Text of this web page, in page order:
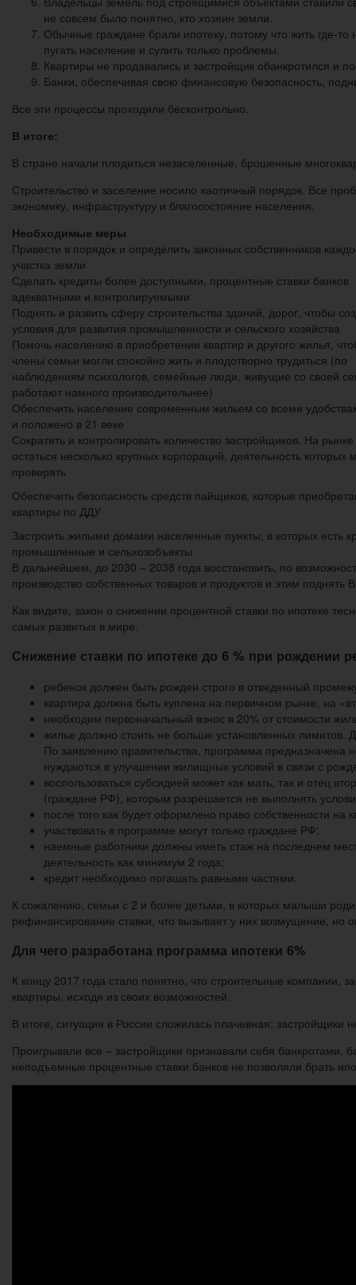
не совсем было понятно, кто хозяин земли.
Обычные граждане брали ипотеку, потому что жить где-
пугать население и сулить только проблемы.
Квартиры не продавались и застройщик обанкротился и
Банки, обеспечивая свою финансовую безопасность,
Все эти процессы проходили бесконтрольно.
В итоге:
В стране начали плодиться незаселенные, брошенные
Строительство и заселение носило хаотичный порядок. Все
экономику, инфраструктуру и благосостояние населения.
Необходимые меры
Привести в порядок и определить законных собственников
участка земли
Сделать кредиты более доступными, процентные ставки банков
адекватными и контролируемыми
Поднять и развить сферу строительства зданий, дорог, чтобы
условия для развития промышленности и сельского хозяйства
Помочь населению в приобретении квартир и другого жилья,
члены семьи могли спокойно жить и плодотворно трудиться (по
наблюдениям психологов, семейные люди, живущие со своей
работают намного производительнее)
Обеспечить население современным жильем со всеми
и положено в 21 веке
Сократить и контролировать количество застройщиков. На
остаться несколько крупных корпораций, деятельность которых
проверять
Обеспечить безопасность средств пайщиков, которые
квартиры по ДДУ
Застроить жилыми домами населенные пункты, в которых есть
промышленные и сельхозобъекты
В дальнейшем, до 2030 – 2038 года восстановить, по
производство собственных товаров и продуктов и этим поднять
Как видите, закон о снижении процентной ставки по ипотеке
самых развитых в мире.
Снижение ставки по ипотеке до 6 % при рождении
ребенок должен быть рожден строго в отведенный
квартира должна быть куплена на первичном рынке, на
необходим первоначальный взнос в 20% от стоимости
жилье должно стоить не больше установленных
По заявлению правительства, программа
нуждаются в улучшении жилищных условий в связи с
воспользоваться субсидией может как мать, так и отец
(граждане РФ), которым разрешается не выполнять
после того как будет оформлено право собственности на
участвовать в программе могут только граждане РФ;
наемные работники должны иметь стаж на последнем
деятельность как минимум 2 года;
кредит необходимо погашать равными частями.
К сожалению, семьи с 2 и более детьми, в которых малыши
рефинансирование ставки, что вызывает у них возмущение, но
Для чего разработана программа ипотеки 6%
К концу 2017 года стало понятно, что строительные компании,
квартиры, исходя из своих возможностей.
В итоге, ситуация в России сложилась плачевная: застройщики
Проигрывали все – застройщики признавали себя банкротами,
неподъемные процентные ставки банков не позволяли брать